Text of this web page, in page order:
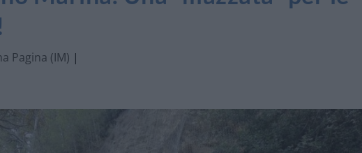
Pagina (IM) |